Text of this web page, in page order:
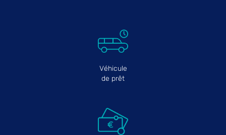
Véhicule
de prêt